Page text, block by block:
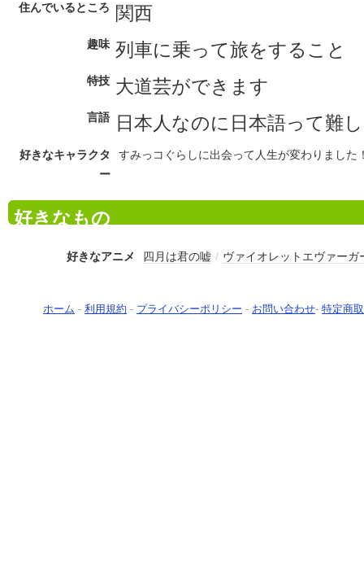
住んでいるところ 関西
趣味 列車に乗って旅をすること
特技 大道芸ができます
言語 日本人なのに日本語って難
好きなキャラクタ
ー
すみっコぐらしに出会って人生が変わりました
好きなもの
好きなアニメ 四月は君の嘘 / ヴァイオレットエヴァーガ
ホーム - 利用規約 - プライバシーポリシー - お問い合わせ- 特定商